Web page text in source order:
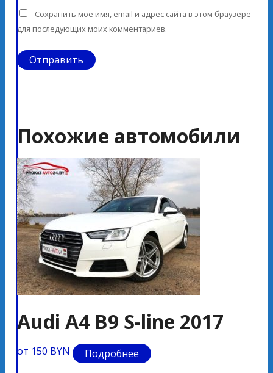
Сохранить моё имя, email и адрес сайта в этом браузере
для последующих моих комментариев.
Похожие автомобили
Audi A4 B9 S-line 2017
от 150 BYN Подробнее